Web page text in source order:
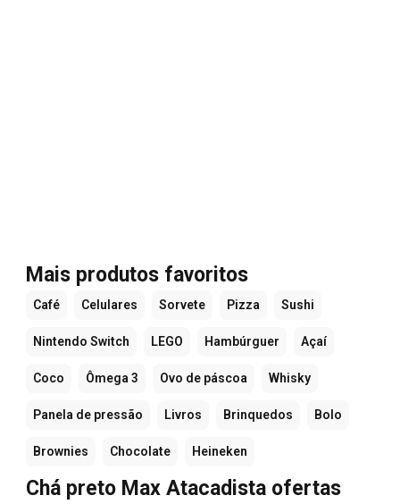
Mais produtos favoritos
Café Celulares Sorvete Pizza Sushi
Nintendo Switch LEGO Hambúrguer Açaí
Coco Ômega 3 Ovo de páscoa Whisky
Panela de pressão Livros Brinquedos Bolo
Brownies Chocolate Heineken
Chá preto Max Atacadista ofertas